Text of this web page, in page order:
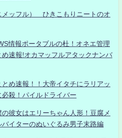
メッフル） ひきこもりニートのオ
情報ポータブルの杜！オネエ管理
速報!オカマッフルアタックナンバ
め速報！！大帝イタチにラリアッ
必殺！パイルドライバー
彼女はエリーちゃん人形！豆腐メ
イターのぬいぐるみ男子末路編